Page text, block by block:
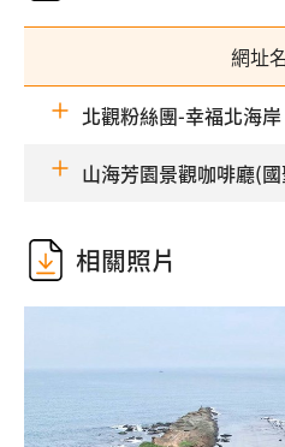
網址
北觀粉絲團-幸福北海岸
山海芳園景觀咖啡廳(
相關照片